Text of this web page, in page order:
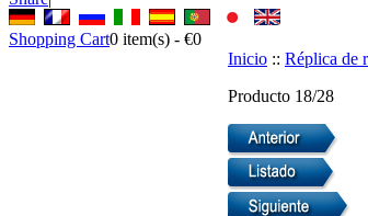
Shopping Cart0 item(s) - €0
Inicio :: Réplica de
Producto 18/28